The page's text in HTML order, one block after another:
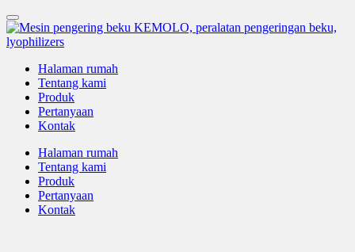
Halaman rumah
Tentang kami
Produk
Pertanyaan
Kontak
Halaman rumah
Tentang kami
Produk
Pertanyaan
Kontak